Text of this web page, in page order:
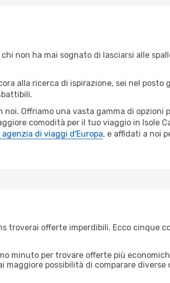
non ha mai sognato di lasciarsi alle
alla ricerca di ispirazione, sei nel posto
Offriamo una vasta gamma di opzioni
comodità per il tuo viaggio in Isole
di viaggi d'Europa, e affidati a noi
troverai offerte imperdibili. Ecco cinque
minuto per trovare offerte più
possibilità di comparare diverse